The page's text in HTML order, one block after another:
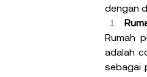
dengan
Rumah
adalah
sebagai